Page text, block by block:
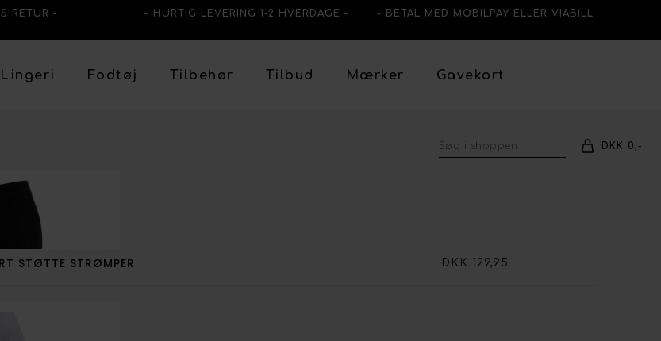
RETUR - - HURTIG LEVERING 1-2 HVERDAGE -
- BETAL MED MOBILPAY ELLER VIABILL
-
Lingeri Fodtøj Tilbehør Tilbud Mærker Gavekort
DKK 0,-
STØTTE STRØMPER DKK 129,95